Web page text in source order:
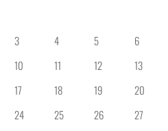
3
4 5 6
10
11 12 13
17
18 19 20
24
25 26 27